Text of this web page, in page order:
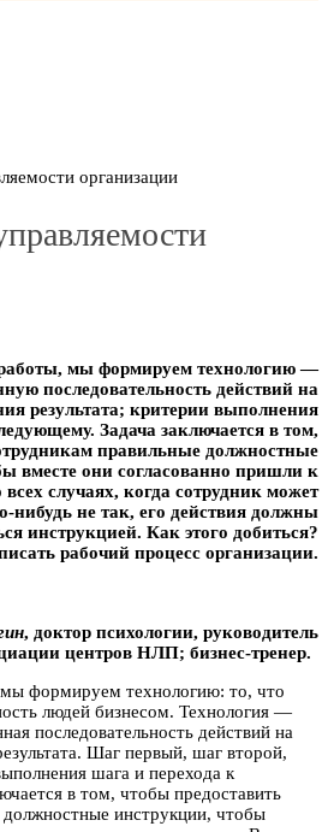
организации
мы формируем технологию —
последовательность действий на
результата; критерии выполнения
Задача заключается в том,
правильные должностные
вместе они согласованно пришли к
случаях, когда сотрудник может
нибудь не так, его действия должны
инструкцией. Как этого добиться?
рабочий процесс организации.
, доктор психологии, руководитель
центров НЛП; бизнес-тренер.
мы формируем технологию: то, что
людей бизнесом. Технология —
последовательность действий на
Шаг первый, шаг второй,
шага и перехода к
в том, чтобы предоставить
инструкции, чтобы